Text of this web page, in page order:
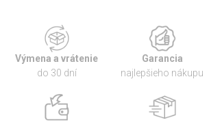
Výmena a vrátenie
do 30 dní
Garancia
najlepšieho nákupu